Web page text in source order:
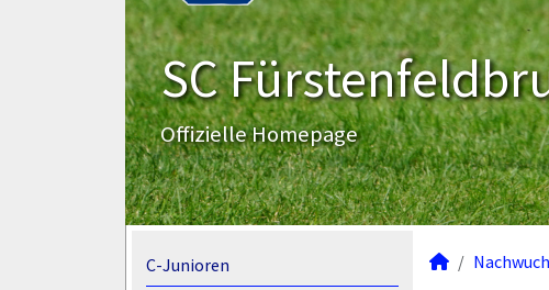
SC
Offizielle Homepage
C-Junioren